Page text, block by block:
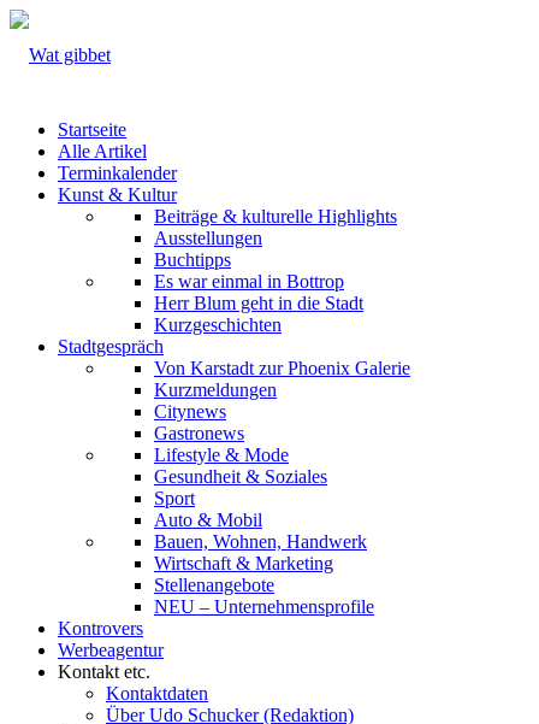
Startseite
Alle Artikel
Terminkalender
Kunst & Kultur
Beiträge & kulturelle Highlights
Ausstellungen
Buchtipps
Es war einmal in Bottrop
Herr Blum geht in die Stadt
Kurzgeschichten
Stadtgespräch
Von Karstadt zur Phoenix Galerie
Kurzmeldungen
Citynews
Gastronews
Lifestyle & Mode
Gesundheit & Soziales
Sport
Auto & Mobil
Bauen, Wohnen, Handwerk
Wirtschaft & Marketing
Stellenangebote
NEU – Unternehmens­profile
Kontrovers
Werbeagentur
Kontakt etc.
Kontaktdaten
Über Udo Schucker (Redaktion)